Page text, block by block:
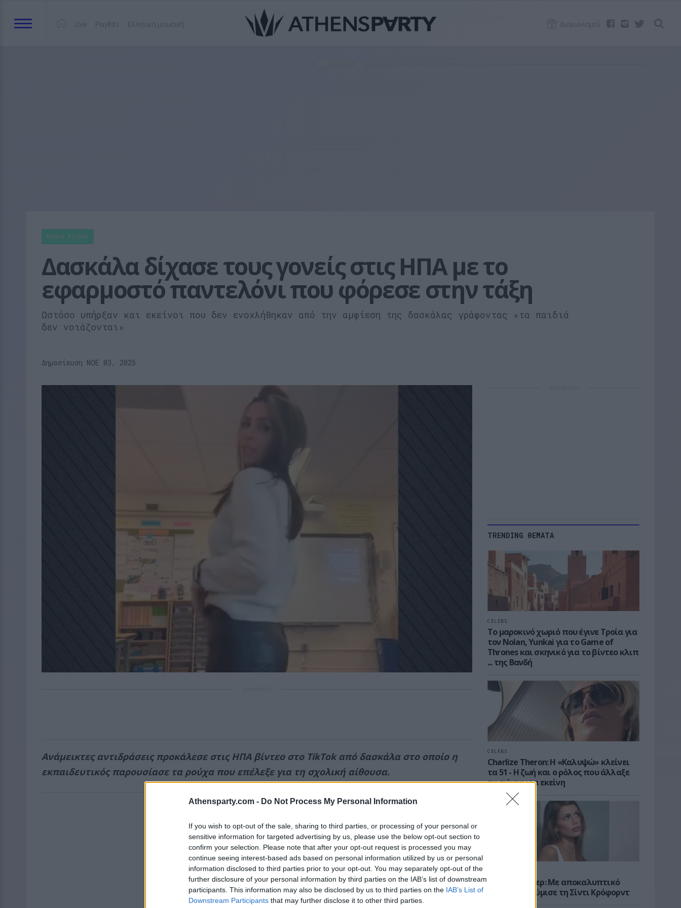
Athensparty.com - Do Not Process My Personal Information
If you wish to opt-out of the sale, sharing to third parties, or processing of your personal or
sensitive information for targeted advertising by us, please use the below opt-out section to
confirm your selection. Please note that after your opt-out request is processed you may
continue seeing interest-based ads based on personal information utilized by us or personal
information disclosed to third parties prior to your opt-out. You may separately opt-out of the
further disclosure of your personal information by third parties on the IAB’s list of downstream
participants. This information may also be disclosed by us to third parties on the IAB’s List of
Downstream Participants that may further disclose it to other third parties.
NEWS ROOM
Δασκάλα δίχασε τους γονείς στις ΗΠΑ με το
εφαρμοστό παντελόνι που φόρεσε στην τάξη
Ωστόσο υπήρξαν και εκείνοι που δεν ενοχλήθηκαν από την αμφίεση της δασκάλας γράφοντας «τα παιδιά
δεν νοιάζονται»
Δημοσίευση ΝΟE 03, 2025
Ανάμεικτες αντιδράσεις προκάλεσε στις ΗΠΑ βίντεο στο TikTok από δασκάλα στο οποίο η
εκπαιδευτικός παρουσίασε τα ρούχα που επέλεξε για τη σχολική αίθουσα.
TRENDING ΘΕΜΑΤΑ
CELEBS
Το μαροκινό χωριό που έγινε Τροία για
τον Nolan, Yunkai για το Game of
Thrones και σκηνικό για το βίντεο κλιπ
... της Βανδή
CELEBS
Charlize Theron: Η «Καλυψώ» κλείνει
τα 51 - H ζωή και ο ρόλος που άλλαξε
τα πάντα για εκείνη
Κάια Γκέρμπερ: Με αποκαλυπτικό
μαύρο look θύμισε τη Σίντι Κρόφορντ